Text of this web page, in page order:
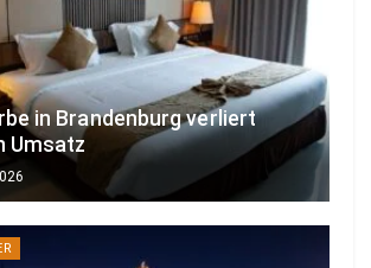
in Brandenburg verliert
Umsatz